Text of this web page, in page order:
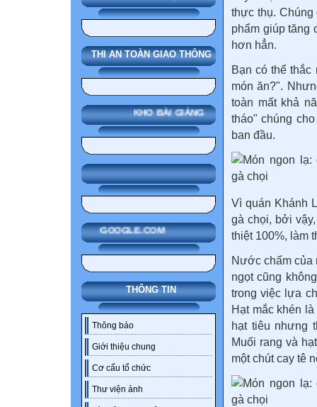
THI AN TOÀN GIAO THÔNG
KHO BÀI GIẢNG
GOOGLE.COM
THÔNG TIN
Thông báo
Giới thiệu chung
Cơ cấu tổ chức
Thư viện ảnh
thực thụ.
phẩm giúp tăng
hơn hẳn.
Bạn có thể
món ăn?".
toàn mất khả
tháo" chúng
ban đầu.
Vì quán Khánh
gà chọi, bởi
thiệt 100%, làm
Nước chấm của
ngọt cũng
trong việc lựa
Hạt mắc khén
hạt tiêu nhưng
Muối rang và
một chút cay tê